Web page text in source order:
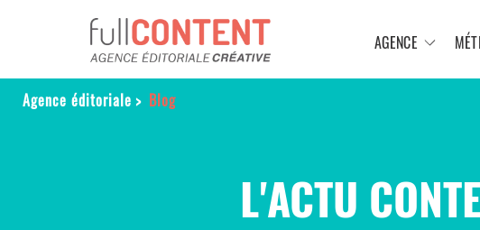
AGENCE
Agence éditoriale > Blog
L'ACTU